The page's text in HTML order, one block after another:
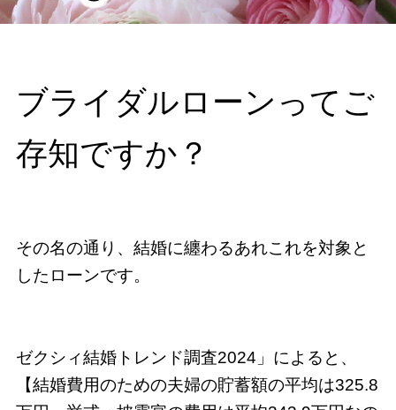
ブライダルローンってご
存知ですか？
その名の通り、結婚に纏わるあれこれを対象と
したローンです。
ゼクシィ結婚トレンド調査2024」によると、
【結婚費用のための夫婦の貯蓄額の平均は325.8